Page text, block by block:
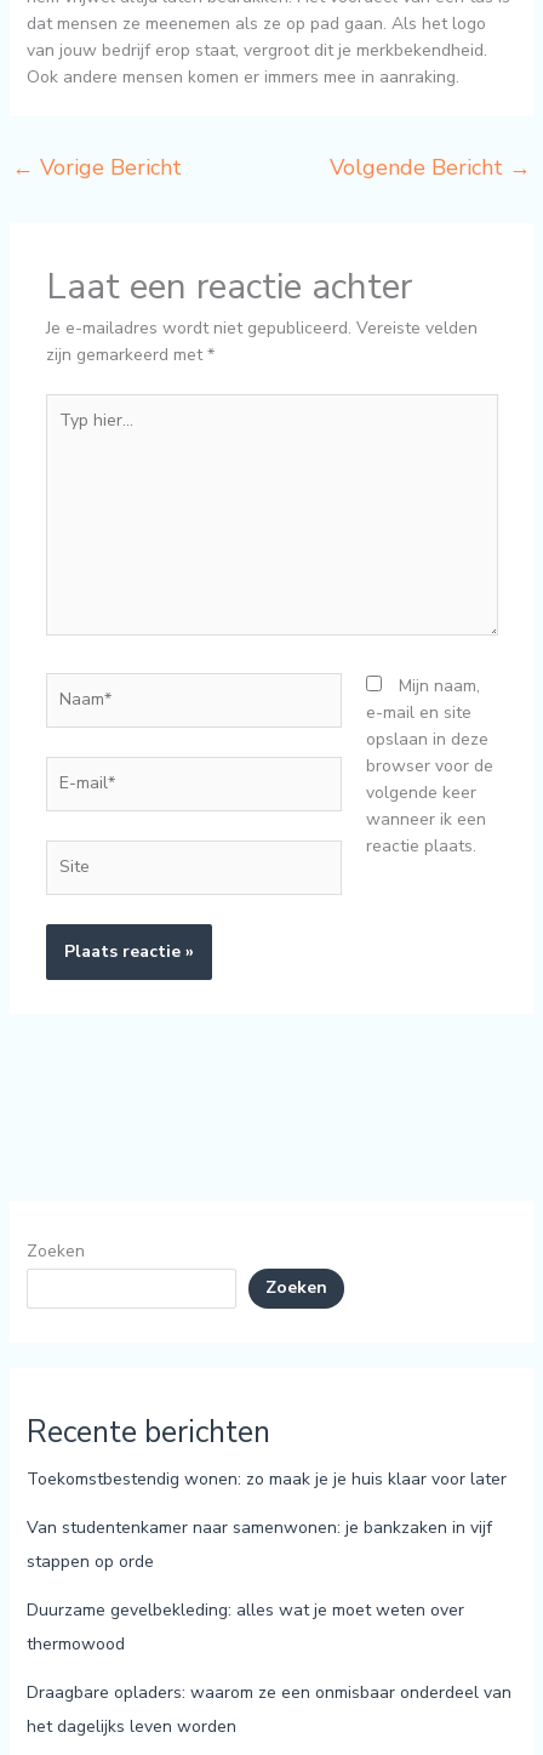
dat mensen ze meenemen als ze op pad gaan. Als het logo
van jouw bedrijf erop staat, vergroot dit je merkbekendheid.
Ook andere mensen komen er immers mee in aanraking.
← Vorige Bericht Volgende Bericht →
Laat een reactie achter
Je e-mailadres wordt niet gepubliceerd. Vereiste velden
zijn gemarkeerd met*
hier...
mail*
Mijn naam,
e-mail en site
opslaan in deze
browser voor de
volgende keer
wanneer ik een
reactie plaats.
Zoeken
Zoeken
Recente berichten
Toekomstbestendig wonen: zo maak je je huis klaar voor later
Van studentenkamer naar samenwonen: je bankzaken in vijf
stappen op orde
Duurzame gevelbekleding: alles wat je moet weten over
thermowood
Draagbare opladers: waarom ze een onmisbaar onderdeel van
het dagelijks leven worden